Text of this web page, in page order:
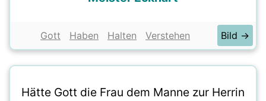
Gott Haben Halten Verstehen Bild →
Hätte Gott die Frau dem Manne zur Herrin